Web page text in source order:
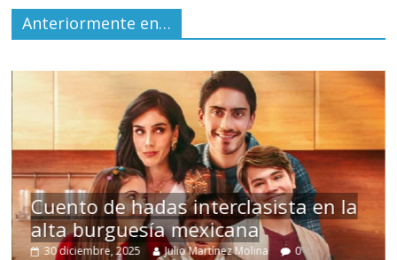
Anteriormente en…
Cuento de hadas interclasista en la
alta burguesía mexicana
30 diciembre, 2025 Julio Martínez Molina 0